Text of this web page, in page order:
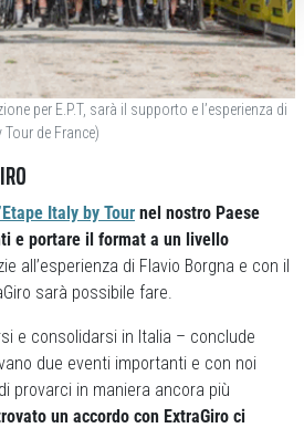
per E.P.T, sarà il supporto e l’esperienza di
de France)
Italy by Tour nel nostro Paese
e portare il format a un livello
all’esperienza di Flavio Borgna e con il
sarà possibile fare.
e consolidarsi in Italia – conclude
due eventi importanti e con noi
provarci in maniera ancora più
un accordo con ExtraGiro ci